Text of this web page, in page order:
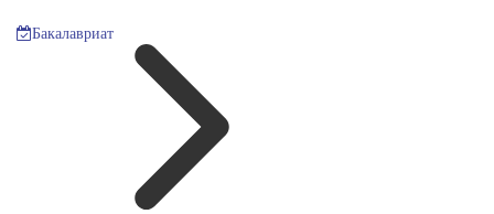
Бакалавриат